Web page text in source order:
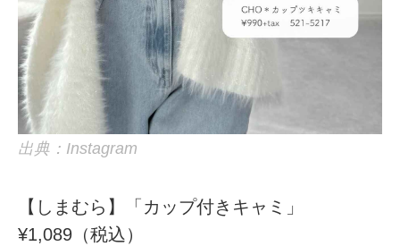
出典：Instagram
【しまむら】「カップ付きキャミ」
¥1,089（税込）